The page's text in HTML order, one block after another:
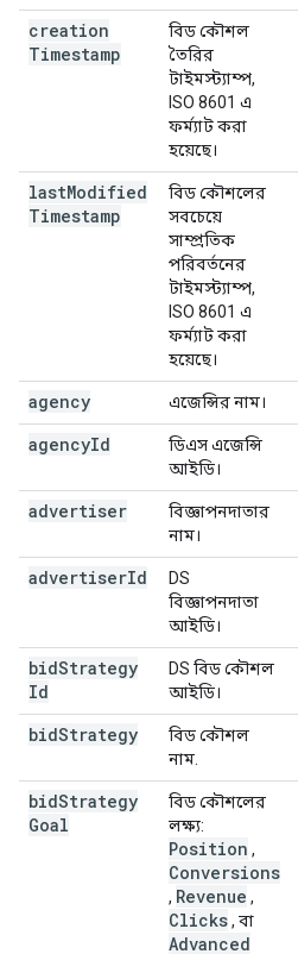
creation
Timestamp
বিড কৌশল
তৈরির
টাইমস্ট্যাম্প,
ISO 8601 এ
ফর্ম্যাট করা
হয়েছে।
lastModified
Timestamp
বিড কৌশলের
সবচেয়ে
সাম্প্রতিক
পরিবর্তনের
টাইমস্ট্যাম্প,
ISO 8601 এ
ফর্ম্যাট করা
হয়েছে।
agency এজেন্সির নাম।
agencyId
ডিএস এজেন্সি
আইডি।
advertiser
বিজ্ঞাপনদাতার
নাম।
advertiserId
DS
বিজ্ঞাপনদাতা
আইডি।
bidStrategy
Id
DS বিড কৌশল
আইডি।
bidStrategy
বিড কৌশল
নাম.
bidStrategy
Goal
বিড কৌশলের
লক্ষ্য:
Position ,
Conversions
, Revenue ,
Clicks, বা
Advanced